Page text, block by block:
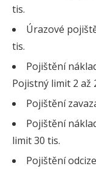
tis.
Úrazové
tis.
Pojištění
Pojistný limit 2 až
Pojištění
Pojištění
limit 30 tis.
Pojištění